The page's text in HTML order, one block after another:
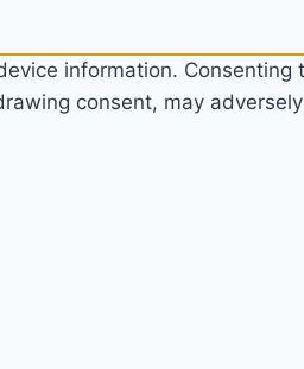
information.
consent, may